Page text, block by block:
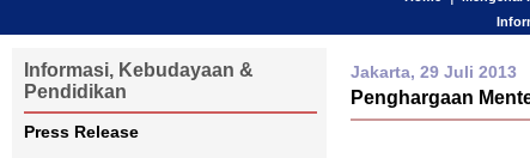
Informasi, Kebudayaan &
Pendidikan
Press Release
Jakarta, 29 Juli 2013
Penghargaan